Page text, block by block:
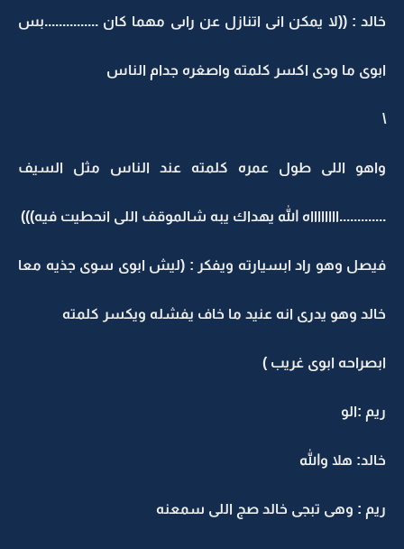
خالد : ((لا يمكن انى اتنازل عن راىى مهما كان ...............بس
ابوى ما ودى اكسر كلمته واصغره جدام الناس
\
واهو اللى طول عمره كلمته عند الناس مثل السيف
.............ااااااااه الله يهداك يبه شالموقف اللى انحطيت فيه)))
فيصل وهو راد ابسيارته ويفكر : (ليش ابوى سوى جذيه معا
خالد وهو يدرى انه عنيد ما خاف يفشله ويكسر كلمته
ابصراحه ابوى غريب )
ريم :الو
خالد: هلا والله
ريم : وهى تبجى خالد صج اللى سمعنه